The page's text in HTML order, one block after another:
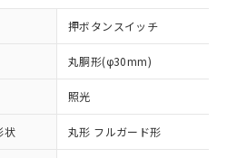
押ボタンスイッチ
丸胴形(φ30mm)
照光
状 丸形 フルガード形